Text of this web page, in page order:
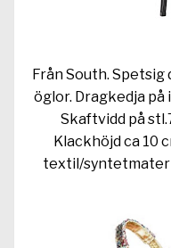
Från South.
öglor. Dragkedja på
Skaftvidd på
Klackhöjd ca 10
textil/